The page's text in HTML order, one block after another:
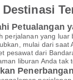
Destinasi
Petualangan
perjalanan yang
mulai dari saat
pesawat dari
liburan Anda tak